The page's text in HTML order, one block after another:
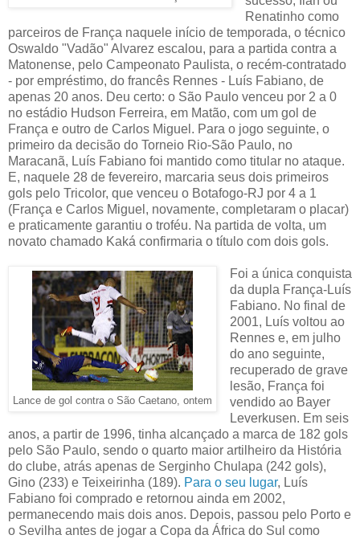
Renatinho como
parceiros de França naquele início de temporada, o técnico
Oswaldo "Vadão" Alvarez escalou, para a partida contra a
Matonense, pelo Campeonato Paulista, o recém-contratado
- por empréstimo, do francês Rennes - Luís Fabiano, de
apenas 20 anos. Deu certo: o São Paulo venceu por 2 a 0
no estádio Hudson Ferreira, em Matão, com um gol de
França e outro de Carlos Miguel. Para o jogo seguinte, o
primeiro da decisão do Torneio Rio-São Paulo, no
Maracanã, Luís Fabiano foi mantido como titular no ataque.
E, naquele 28 de fevereiro, marcaria seus dois primeiros
gols pelo Tricolor, que venceu o Botafogo-RJ por 4 a 1
(França e Carlos Miguel, novamente, completaram o placar)
e praticamente garantiu o troféu. Na partida de volta, um
novato chamado Kaká confirmaria o título com dois gols.
Lance de gol contra o São Caetano, ontem
Foi a única conquista
da dupla França-Luís
Fabiano. No final de
2001, Luís voltou ao
Rennes e, em julho
do ano seguinte,
recuperado de grave
lesão, França foi
vendido ao Bayer
Leverkusen. Em seis
anos, a partir de 1996, tinha alcançado a marca de 182 gols
pelo São Paulo, sendo o quarto maior artilheiro da História
do clube, atrás apenas de Serginho Chulapa (242 gols),
Gino (233) e Teixeirinha (189). Para o seu lugar, Luís
Fabiano foi comprado e retornou ainda em 2002,
permanecendo mais dois anos. Depois, passou pelo Porto e
o Sevilha antes de jogar a Copa da África do Sul como